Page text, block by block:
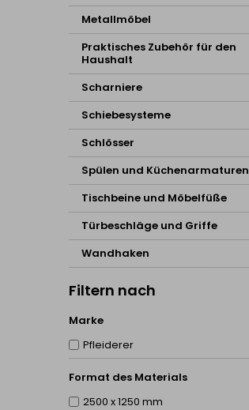
Metallmöbel
Praktisches Zubehör für den
Haushalt
Scharniere
Schiebesysteme
Schlösser
Spülen und Küchenarmaturen
Tischbeine und Möbelfüße
Türbeschläge und Griffe
Wandhaken
Filtern nach
Marke
Pfleiderer
Format des Materials
2500 x 1250 mm